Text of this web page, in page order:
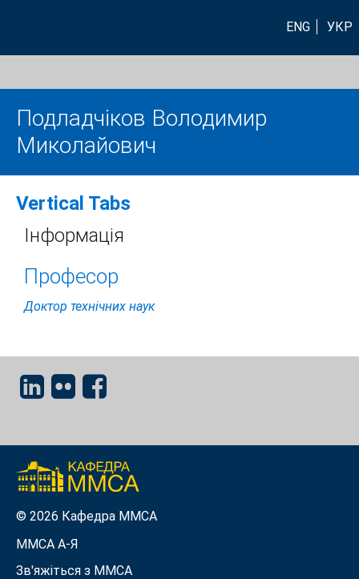
ENG УКР
Подладчіков Володимир
Миколайович
Vertical Tabs
Інформація
Професор
Доктор технічних наук
© 2026 Кафедра ММСА
ММСА A-Я
Зв'яжіться з MMСА